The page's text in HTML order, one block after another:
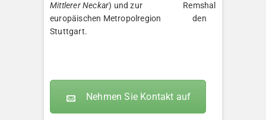
Mittlerer Neckar) und zur
europäischen Metropolregion
Stuttgart.
Nehmen Sie Kontakt auf